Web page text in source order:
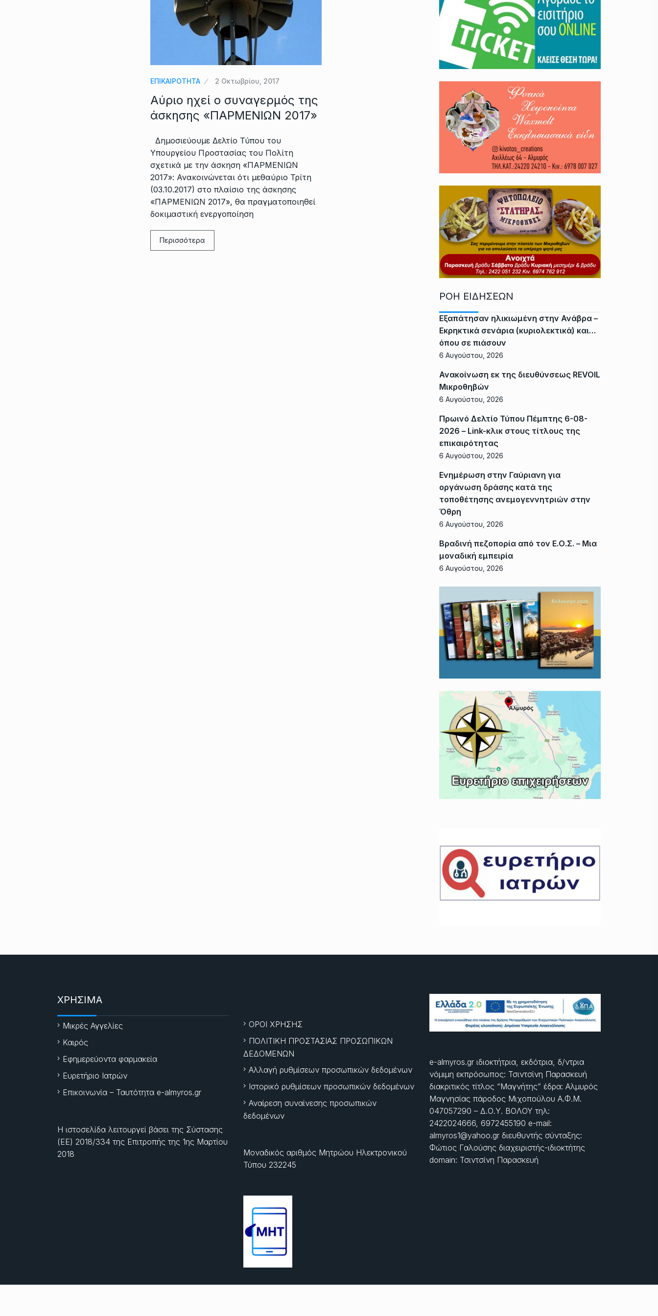
ΕΠΙΚΑΙΡΟΤΗΤΑ 2 Οκτωβρίου, 2017
Αύριο ηχεί ο συναγερμός της
άσκησης «ΠΑΡΜΕΝΙΩΝ 2017»
Δημοσιεύουμε Δελτίο Τύπου του
Υπουργείου Προστασίας του Πολίτη
σχετικά με την άσκηση «ΠΑΡΜΕΝΙΩΝ
2017»: Ανακοινώνεται ότι μεθαύριο Τρίτη
(03.10.2017) στο πλαίσιο της άσκησης
«ΠΑΡΜΕΝΙΩΝ 2017», θα πραγματοποιηθεί
δοκιμαστική ενεργοποίηση
Περισσότερα
ΡΟΗ ΕΙΔΗΣΕΩΝ
Εξαπάτησαν ηλικιωμένη στην Ανάβρα –
Εκρηκτικά σενάρια (κυριολεκτικά) και…
όπου σε πιάσουν
6 Αυγούστου, 2026
Ανακοίνωση εκ της διευθύνσεως REVOIL
Μικροθηβών
6 Αυγούστου, 2026
Πρωινό Δελτίο Τύπου Πέμπτης 6-08-
2026 – Link-κλικ στους τίτλους της
επικαιρότητας
6 Αυγούστου, 2026
Ενημέρωση στην Γαύριανη για
οργάνωση δράσης κατά της
τοποθέτησης ανεμογεννητριών στην
Όθρη
6 Αυγούστου, 2026
Βραδινή πεζοπορία από τον Ε.Ο.Σ. – Μια
μοναδική εμπειρία
6 Αυγούστου, 2026
ΧΡΗΣΙΜΑ
Μικρές Αγγελίες
Καιρός
Εφημερεύοντα φαρμακεία
Ευρετήριο Ιατρών
Επικοινωνία – Ταυτότητα e-almyros.gr
Η ιστοσελίδα λειτουργεί βάσει της Σύστασης
(ΕΕ) 2018/334 της Επιτροπής της 1ης Μαρτίου
2018
ΟΡΟΙ ΧΡΗΣΗΣ
ΠΟΛΙΤΙΚΗ ΠΡΟΣΤΑΣΙΑΣ ΠΡΟΣΩΠΙΚΩΝ
ΔΕΔΟΜΕΝΩΝ
Αλλαγή ρυθμίσεων προσωπικών δεδομένων
Ιστορικό ρυθμίσεων προσωπικών δεδομένων
Αναίρεση συναίνεσης προσωπικών
δεδομένων
Μοναδικός αριθμός Μητρώου Ηλεκτρονικού
Τύπου 232245
e-almyros.gr ιδιοκτήτρια, εκδότρια, δ/ντρια
νόμιμη εκπρόσωπος: Τσιντσίνη Παρασκευή
διακριτικός τίτλος “Μαγνήτης” έδρα: Αλμυρός
Μαγνησίας πάροδος Μιχοπούλου Α.Φ.Μ.
047057290 – Δ.Ο.Υ. ΒΟΛΟΥ τηλ:
2422024666, 6972455190 e-mail:
almyros1@yahoo.gr διευθυντής σύνταξης:
Φώτιος Γαλούσης διαχειριστής-ιδιοκτήτης
domain: Τσιντσίνη Παρασκευή